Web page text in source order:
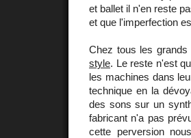
et ballet il n'en reste
et que l'imperfection
Chez tous les
style. Le reste n'est
les machines dans
technique en la
des sons sur un
fabricant n'a pas
cette perversion